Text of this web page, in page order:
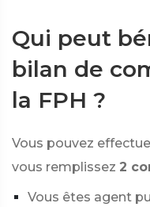
Qui peut
bilan de
la FPH ?
Vous pouvez
vous remplissez 2
Vous êtes agent